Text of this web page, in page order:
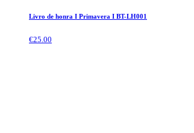
Livro de honra I Primavera I BT-LH001
€25.00